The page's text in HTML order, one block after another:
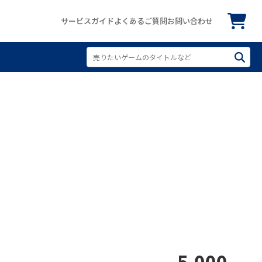
サービスガイドよくあるご質問お問い合わせ